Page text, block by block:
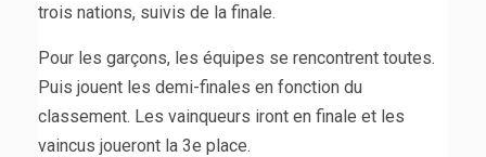
trois nations, suivis de la finale.
Pour les garçons, les équipes se rencontrent toutes.
Puis jouent les demi-finales en fonction du
classement. Les vainqueurs iront en finale et les
vaincus joueront la 3e place.